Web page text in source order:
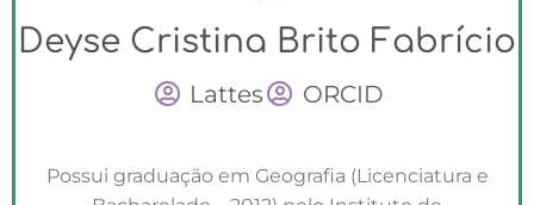
Deyse Cristina Brito Fabrício
Lattes ORCID
Possui graduação em Geografia (Licenciatura e